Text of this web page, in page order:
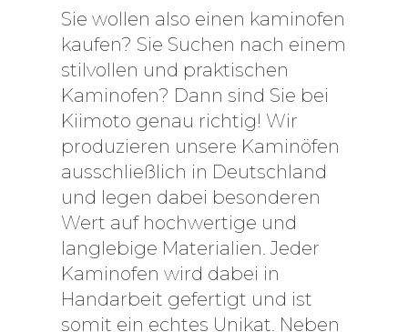
Sie wollen also einen kaminofen
kaufen? Sie Suchen nach einem
stilvollen und praktischen
Kaminofen? Dann sind Sie bei
Kiimoto genau richtig! Wir
produzieren unsere Kaminöfen
ausschließlich in Deutschland
und legen dabei besonderen
Wert auf hochwertige und
langlebige Materialien. Jeder
Kaminofen wird dabei in
Handarbeit gefertigt und ist
somit ein echtes Unikat. Neben